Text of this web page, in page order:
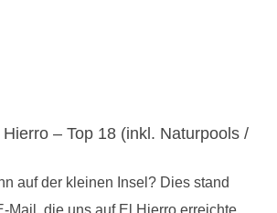
– Top 18 (inkl. Naturpools /
auf der kleinen Insel? Dies stand
Mail, die uns auf El Hierro erreichte.